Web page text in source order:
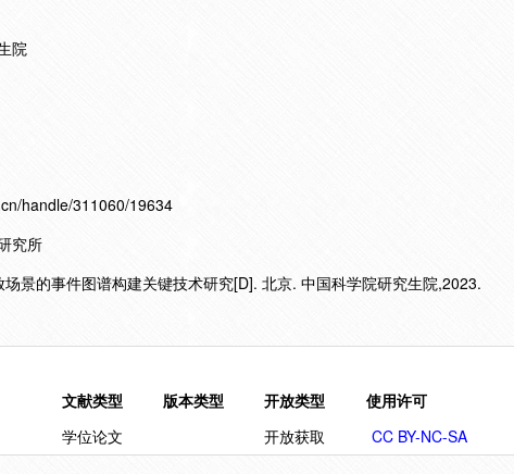
院
handle/311060/19634
究所
场景的事件图谱构建关键技术研究[D]. 北京. 中国科学院研究生院,2023.
文献类型 版本类型 开放类型
使用许可
学位论文 开放获取 CC BY-NC-SA